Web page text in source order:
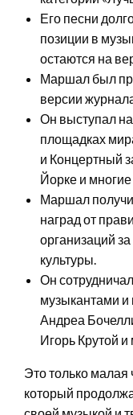
Его песни
позиции в
остаются на
Маршал был
версии
Он выступал
площадках
и Концертный
Йорке и многие
Маршал
наград от
организаций
культуры.
Он
музыкантами и
Андреа
Игорь Крутой
Это только
который